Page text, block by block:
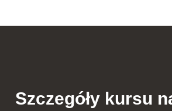
Szczegóły kursu